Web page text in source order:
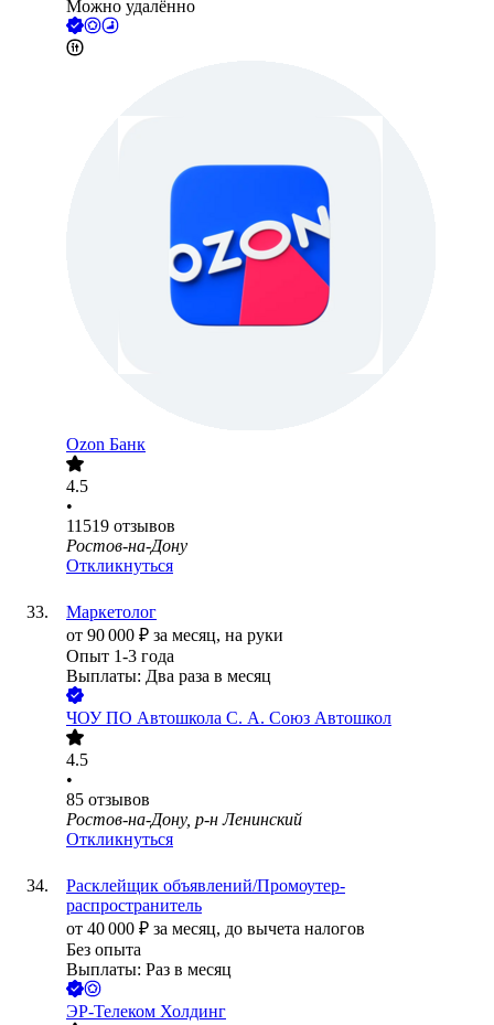
Можно удалённо
Ozon Банк
4.5
•
11519 отзывов
Ростов-на-Дону
Откликнуться
Маркетолог
от 90 000 ₽ за месяц, на руки
Опыт 1-3 года
Выплаты: Два раза в месяц
ЧОУ ПО Автошкола С. А. Союз Автошкол
4.5
•
85 отзывов
Ростов-на-Дону, р-н Ленинский
Откликнуться
Расклейщик объявлений/Промоутер-
распространитель
от 40 000 ₽ за месяц, до вычета налогов
Без опыта
Выплаты: Раз в месяц
ЭР-Телеком Холдинг